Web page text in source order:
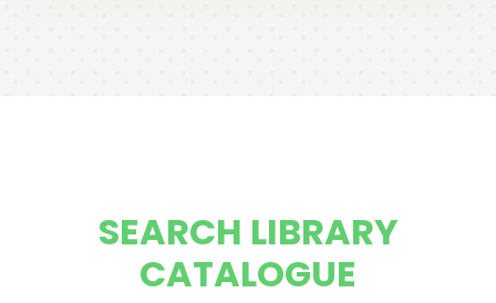
SEARCH LIBRARY
CATALOGUE